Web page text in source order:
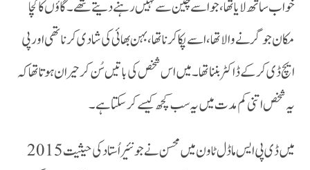
خواب ساتھ لایا تھا، جو اسے چین سے نہیں رہنے دیتے تھے۔گاؤں کا کچا
مکان جو گرنے والا تھا،اسے پکا کرنا تھا، بہن بھائی کی شادی کرنا تھی اور پی
ایچ ڈی کر کے ڈاکٹر بننا تھا ۔ میں اس شخص کی باتیں سُن کر حیران ہوتا تھا کہ
یہ شخص اتنی کم مدت میں یہ سب کچھ کیسے کر سکتا ہے۔
2015 میں ڈی پی ایس ماڈل ٹاون میں محسن نے جونئیر اُستا د کی حیثیت